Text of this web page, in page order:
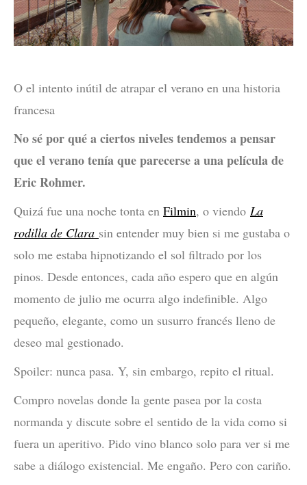
O el intento inútil de atrapar el verano en una historia
francesa
No sé por qué a ciertos niveles tendemos a pensar
que el verano tenía que parecerse a una película de
Eric Rohmer.
Quizá fue una noche tonta en Filmin, o viendo La
rodilla de Clara sin entender muy bien si me gustaba o
solo me estaba hipnotizando el sol filtrado por los
pinos. Desde entonces, cada año espero que en algún
momento de julio me ocurra algo indefinible. Algo
pequeño, elegante, como un susurro francés lleno de
deseo mal gestionado.
Spoiler: nunca pasa. Y, sin embargo, repito el ritual.
Compro novelas donde la gente pasea por la costa
normanda y discute sobre el sentido de la vida como si
fuera un aperitivo. Pido vino blanco solo para ver si me
sabe a diálogo existencial. Me engaño. Pero con cariño.